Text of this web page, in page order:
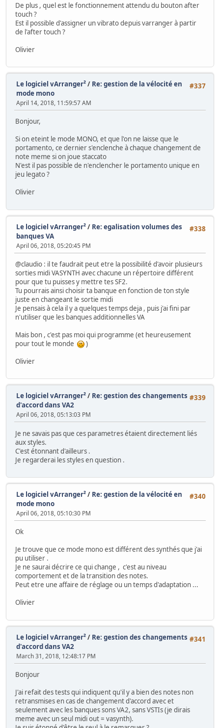
De plus , quel est le fonctionnement attendu du bouton after
touch ?
Est il possible d'assigner un vibrato depuis varranger à partir
de l'after touch ?
Olivier
#337
Le logiciel vArranger²/ Re: gestion de la vélocité en
mode mono
April 14, 2018, 11:59:57 AM
Bonjour,
Si on eteint le mode MONO, et que l'on ne laisse que le
portamento, ce dernier s'enclenche à chaque changement de
note meme si on joue staccato
N'est il pas possible de n'enclencher le portamento unique en
jeu legato ?
Olivier
#338
Le logiciel vArranger²/ Re: egalisation volumes des
banques VA
April 06, 2018, 05:20:45 PM
@claudio : il te faudrait peut etre la possibilité d'avoir plusieurs
sorties midi VASYNTH avec chacune un répertoire différent
pour que tu puisses y mettre tes SF2.
Tu pourrais ainsi choisir ta banque en fonction de ton style
juste en changeant le sortie midi
Je pensais à cela il y a quelques temps deja , puis j'ai fini par
n'utiliser que les banques additionnelles VA
Mais bon , c'est pas moi qui programme (et heureusement
pour tout le monde
)
Olivier
#339
Le logiciel vArranger²/ Re: gestion des changements
d'accord dans VA2
April 06, 2018, 05:13:03 PM
Je ne savais pas que ces parametres étaient directement liés
aux styles.
C'est étonnant d'ailleurs .
Je regarderai les styles en question .
#340
Le logiciel vArranger²/ Re: gestion de la vélocité en
mode mono
April 06, 2018, 05:10:30 PM
Ok
Je trouve que ce mode mono est différent des synthés que j'ai
pu utiliser .
Je ne saurai décrire ce qui change , c'est au niveau
comportement et de la transition des notes.
Peut etre une affaire de réglage ou un temps d'adaptation ...
Olivier
#341
Le logiciel vArranger²/ Re: gestion des changements
d'accord dans VA2
March 31, 2018, 12:48:17 PM
Bonjour
J'ai refait des tests qui indiquent qu'il y a bien des notes non
retransmises en cas de changement d'accord avec et
seulement avec les banques sons VA2, sans VSTIs (je dirais
meme avec un seul midi out = vasynth).